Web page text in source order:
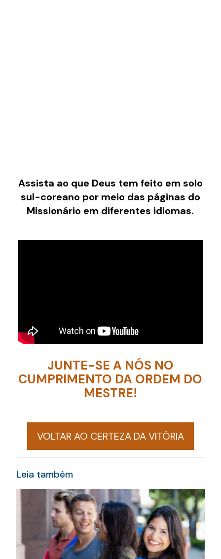
Assista ao que Deus tem feito em solo
sul-coreano por meio das páginas do
Missionário em diferentes idiomas.
JUNTE-SE A NÓS NO
CUMPRIMENTO DA ORDEM DO
MESTRE!
VOLTAR AO CERTEZA DA VITÓRIA
Leia também